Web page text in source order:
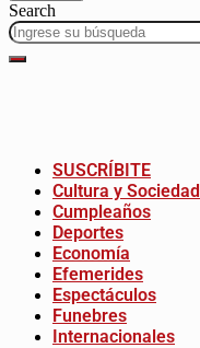
Search
SUSCRÍBITE
Cultura y Sociedad
Cumpleaños
Deportes
Economía
Efemerides
Espectáculos
Funebres
Internacionales